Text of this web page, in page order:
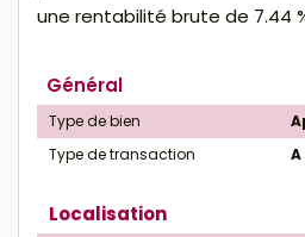
une rentabilité brute de 7.44
Général
Type de bien
Type de transaction
Localisation